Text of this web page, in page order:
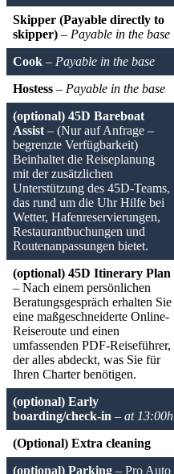
Skipper (Payable directly to
skipper) – Payable in the base
Cook – Payable in the base
Hostess – Payable in the base
(optional) 45D Bareboat
Assist – (Nur auf Anfrage –
begrenzte Verfügbarkeit)
Beinhaltet die Reiseplanung
mit der zusätzlichen
Unterstützung des 45D-Teams,
das rund um die Uhr Hilfe bei
Wetter, Hafenreservierungen,
Restaurantbuchungen und
Routenanpassungen bietet.
(optional) 45D Itinerary Plan
– Nach einem persönlichen
Beratungsgespräch erhalten Sie
eine maßgeschneiderte Online-
Reiseroute und einen
umfassenden PDF-Reiseführer,
der alles abdeckt, was Sie für
Ihren Charter benötigen.
(optional) Early
boarding/check-in – at 13:00h
(Optional) Extra cleaning
(optional) Parking – Pro Auto